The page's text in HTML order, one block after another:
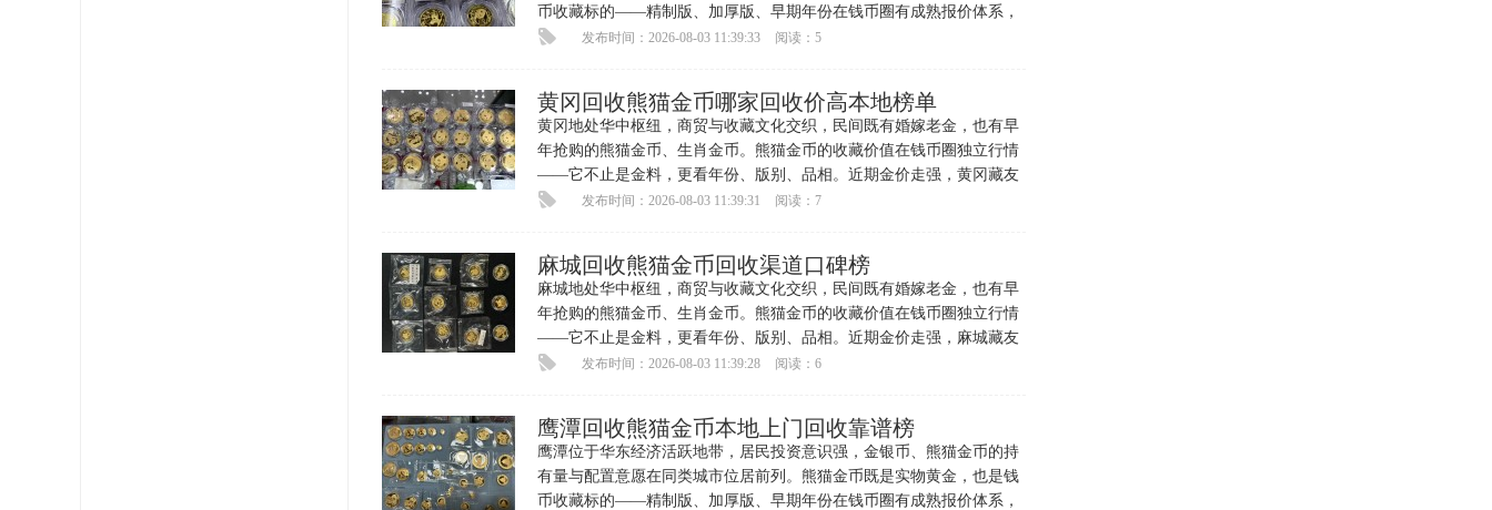
币收藏标的——精制版、加厚版、早期年份在钱币圈有成熟报价体系，
收藏溢价可观。每逢金价高
发布时间：2026-08-03 11:39:33 阅读：5
黄冈回收熊猫金币哪家回收价高本地榜单
黄冈地处华中枢纽，商贸与收藏文化交织，民间既有婚嫁老金，也有早
年抢购的熊猫金币、生肖金币。熊猫金币的收藏价值在钱币圈独立行情
——它不止是金料，更看年份、版别、品相。近期金价走强，黄冈藏友
咨询熊猫金币回收变现的明
发布时间：2026-08-03 11:39:31 阅读：7
麻城回收熊猫金币回收渠道口碑榜
麻城地处华中枢纽，商贸与收藏文化交织，民间既有婚嫁老金，也有早
年抢购的熊猫金币、生肖金币。熊猫金币的收藏价值在钱币圈独立行情
——它不止是金料，更看年份、版别、品相。近期金价走强，麻城藏友
咨询熊猫金币回收变现的明
发布时间：2026-08-03 11:39:28 阅读：6
鹰潭回收熊猫金币本地上门回收靠谱榜
鹰潭位于华东经济活跃地带，居民投资意识强，金银币、熊猫金币的持
有量与配置意愿在同类城市位居前列。熊猫金币既是实物黄金，也是钱
币收藏标的——精制版、加厚版、早期年份在钱币圈有成熟报价体系，